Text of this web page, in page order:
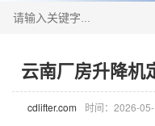
云南厂房升降机
cdlifter.com 时间：2026-